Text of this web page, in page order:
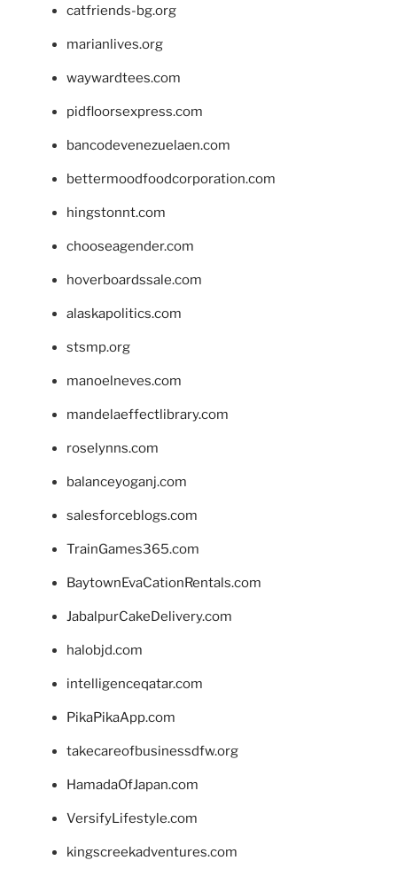
catfriends-bg.org
marianlives.org
waywardtees.com
pidfloorsexpress.com
bancodevenezuelaen.com
bettermoodfoodcorporation.com
hingstonnt.com
chooseagender.com
hoverboardssale.com
alaskapolitics.com
stsmp.org
manoelneves.com
mandelaeffectlibrary.com
roselynns.com
balanceyoganj.com
salesforceblogs.com
TrainGames365.com
BaytownEvaCationRentals.com
JabalpurCakeDelivery.com
halobjd.com
intelligenceqatar.com
PikaPikaApp.com
takecareofbusinessdfw.org
HamadaOfJapan.com
VersifyLifestyle.com
kingscreekadventures.com